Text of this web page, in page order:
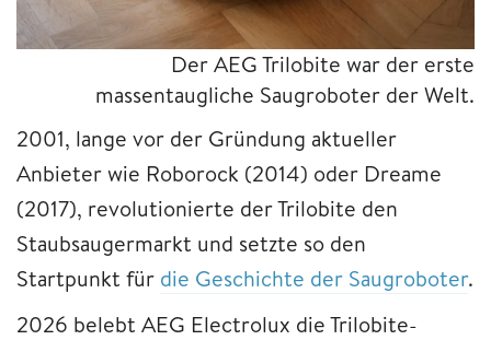
Der AEG Trilobite war der erste
massentaugliche Saugroboter der Welt.
2001, lange vor der Gründung aktueller
Anbieter wie Roborock (2014) oder Dreame
(2017), revolutionierte der Trilobite den
Staubsaugermarkt und setzte so den
Startpunkt für die Geschichte der Saugroboter.
2026 belebt AEG Electrolux die Trilobite-